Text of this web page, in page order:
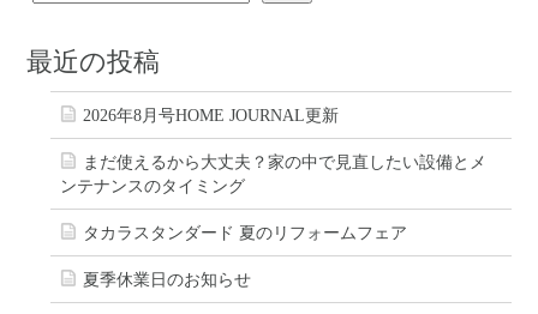
最近の投稿
2026年8月号HOME JOURNAL更新
まだ使えるから大丈夫？家の中で見直したい設備とメ
ンテナンスのタイミング
タカラスタンダード 夏のリフォームフェア
夏季休業日のお知らせ